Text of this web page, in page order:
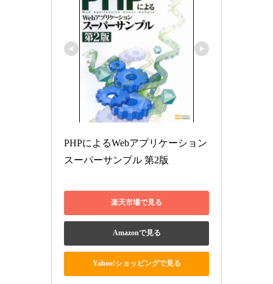
PHPによるWebアプリケーション
スーパーサンプル 第2版
楽天市場で見る
Amazonで見る
Yahoo!ショッピングで見る